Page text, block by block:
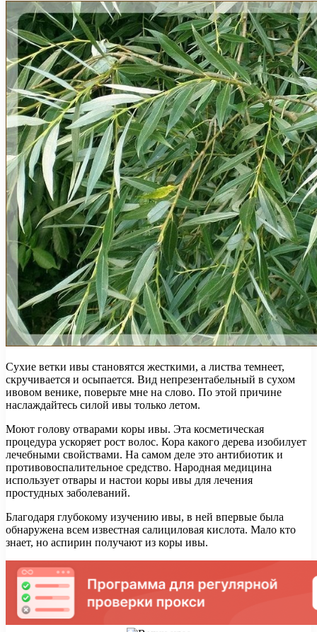
Сухие ветки ивы становятся жесткими, а листва темнеет,
скручивается и осыпается. Вид непрезентабельный в сухом
ивовом венике, поверьте мне на слово. По этой причине
наслаждайтесь силой ивы только летом.
Моют голову отварами коры ивы. Эта косметическая
процедура ускоряет рост волос. Кора какого дерева изобилует
лечебными свойствами. На самом деле это антибиотик и
противовоспалительное средство. Народная медицина
использует отвары и настои коры ивы для лечения
простудных заболеваний.
Благодаря глубокому изучению ивы, в ней впервые была
обнаружена всем известная салициловая кислота. Мало кто
знает, но аспирин получают из коры ивы.